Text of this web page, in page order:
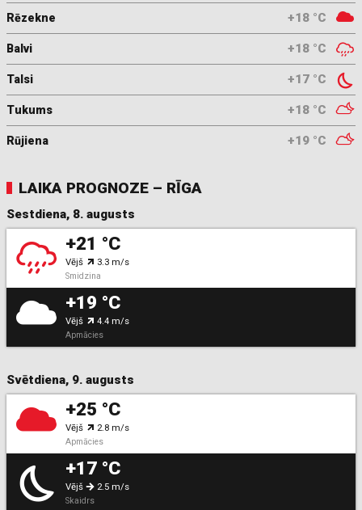
+18 °C
Rēzekne
+18 °C
Balvi
+17 °C
Talsi
+18 °C
Tukums
+19 °C
Rūjiena
LAIKA PROGNOZE – RĪGA
Sestdiena, 8. augusts
+21 °C
Vējš 3.3 m/s
Smidzina
+19 °C
Vējš 4.4 m/s
Apmācies
Svētdiena, 9. augusts
+25 °C
Vējš 2.8 m/s
Apmācies
+17 °C
Vējš 2.5 m/s
Skaidrs